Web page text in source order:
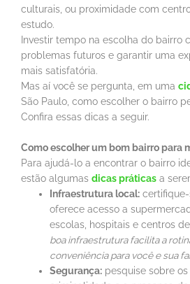
culturais, ou proximidade com
estudo.
Investir tempo na escolha do bairro
problemas futuros e garantir uma
mais satisfatória.
Mas aí você se pergunta, em uma
São Paulo, como escolher o bairro
Confira essas dicas a seguir.
Como escolher um bom bairro para
Para ajudá-lo a encontrar o bairro
estão algumas dicas práticas a
Infraestrutura local:
oferece acesso a
escolas, hospitais e centros
boa infraestrutura facilita a
conveniência para você e sua
Segurança: pesquise sobre